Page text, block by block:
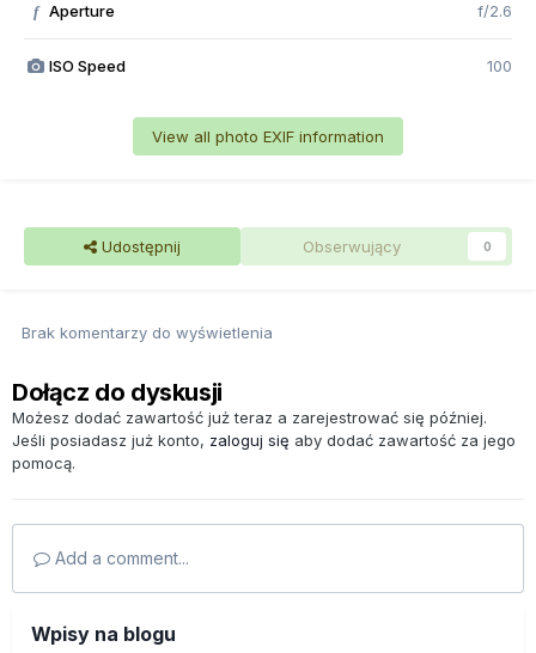
f Aperture f/2.6
ISO Speed 100
View all photo EXIF information
Udostępnij Obserwujący 0
Brak komentarzy do wyświetlenia
Dołącz do dyskusji
Możesz dodać zawartość już teraz a zarejestrować się później.
Jeśli posiadasz już konto, zaloguj się aby dodać zawartość za jego
pomocą.
Add a comment...
Wpisy na blogu